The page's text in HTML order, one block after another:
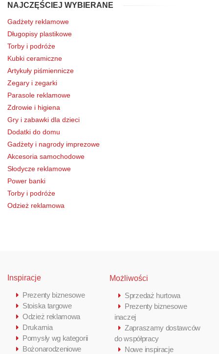
NAJCZĘŚCIEJ WYBIERANE
Gadżety reklamowe
Długopisy plastikowe
Torby i podróże
Kubki ceramiczne
Artykuły piśmiennicze
Zegary i zegarki
Parasole reklamowe
Zdrowie i higiena
Gry i zabawki dla dzieci
Dodatki do domu
Gadżety i nagrody imprezowe
Akcesoria samochodowe
Słodycze reklamowe
Power banki
Torby i podróże
Odzież reklamowa
Inspiracje
Prezenty biznesowe
Stoiska targowe
Odzież reklamowa
Drukarnia
Pomysły wg kategorii
Bożonarodzeniowe
Możliwości
Sprzedaż hurtowa
Prezenty biznesowe
inaczej
Zapraszamy dostawców
do współpracy
Nowe inspiracje